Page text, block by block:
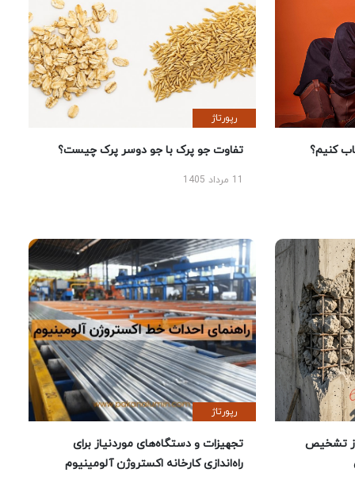
کنیم؟
رپورتاژ
تفاوت جو پرک با جو دوسر پرک چیست؟
تشخیص
رپورتاژ
تجهیزات و دستگاه‌های موردنیاز برای
راه‌اندازی کارخانه اکستروژن آلومینیوم